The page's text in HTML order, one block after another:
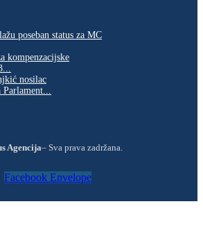
poseban status za MC
kompenzacijske
nosilac
Agencija– Sva prava zadržana.
Facebook Envelope